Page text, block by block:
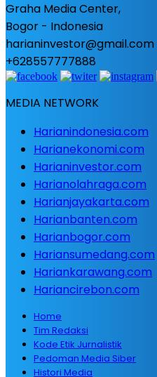
Graha Media Center,
Bogor - Indonesia
harianinvestor@gmail.com
+628557777888
MEDIA NETWORK
Harianindonesia.com
Harianekonomi.com
Harianinvestor.com
Harianolahraga.com
Harianjayakarta.com
Harianbanten.com
Harianbogor.com
Hariansumedang.com
Hariankarawang.com
Hariancirebon.com
Home
Tim Redaksi
Kode Etik Jurnalistik
Pedoman Media Siber
Histori Media